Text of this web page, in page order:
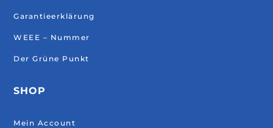
Garantieerklärung
WEEE – Nummer
Der Grüne Punkt
SHOP
Mein Account